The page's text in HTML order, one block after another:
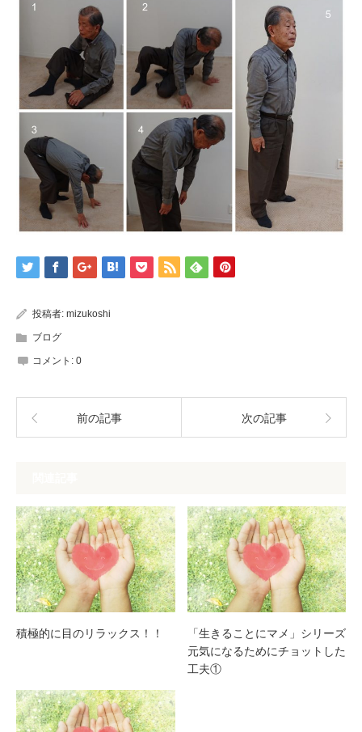
投稿者: mizukoshi
ブログ
コメント: 0
前の記事 次の記事
積極的に目のリラックス！！
「生きることにマメ」シリーズ
元気になるためにチョットした
工夫①